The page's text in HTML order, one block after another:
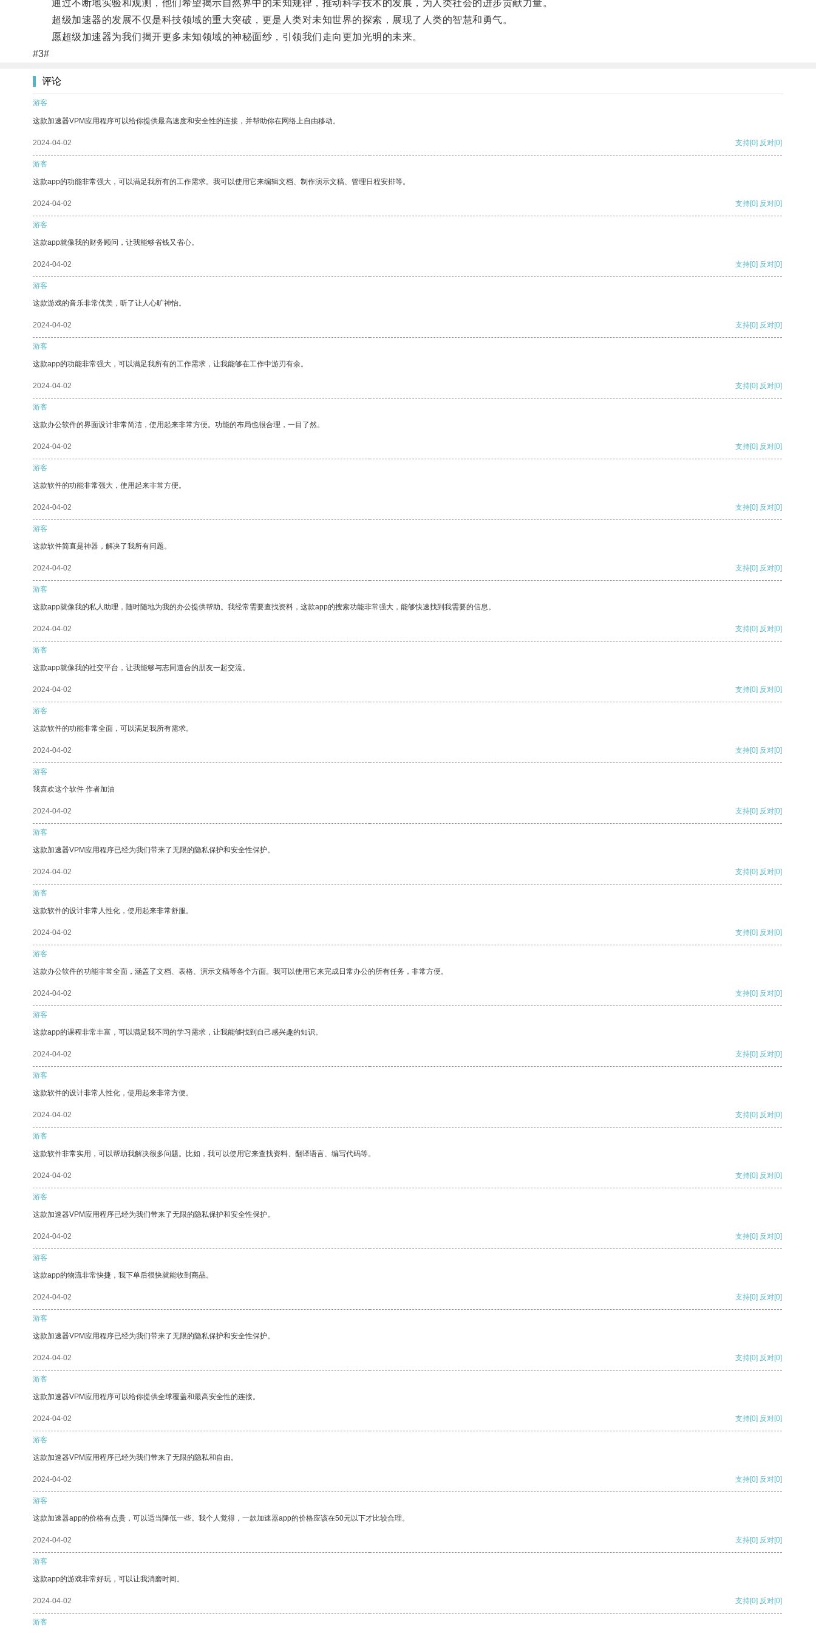
通过不断地实验和观测，他们希望揭示自然界中的未知规律，推动科学技术的发展，为人类社会的进步贡献力量。
超级加速器的发展不仅是科技领域的重大突破，更是人类对未知世界的探索，展现了人类的智慧和勇气。
愿超级加速器为我们揭开更多未知领域的神秘面纱，引领我们走向更加光明的未来。
#3#
评论
游客
这款加速器VPM应用程序可以给你提供最高速度和安全性的连接，并帮助你在网络上自由移动。
2024-04-02 支持[0] 反对[0]
游客
这款app的功能非常强大，可以满足我所有的工作需求。我可以使用它来编辑文档、制作演示文稿、管理日程安排等。
2024-04-02 支持[0] 反对[0]
游客
这款app就像我的财务顾问，让我能够省钱又省心。
2024-04-02 支持[0] 反对[0]
游客
这款游戏的音乐非常优美，听了让人心旷神怡。
2024-04-02 支持[0] 反对[0]
游客
这款app的功能非常强大，可以满足我所有的工作需求，让我能够在工作中游刃有余。
2024-04-02 支持[0] 反对[0]
游客
这款办公软件的界面设计非常简洁，使用起来非常方便。功能的布局也很合理，一目了然。
2024-04-02 支持[0] 反对[0]
游客
这款软件的功能非常强大，使用起来非常方便。
2024-04-02 支持[0] 反对[0]
游客
这款软件简直是神器，解决了我所有问题。
2024-04-02 支持[0] 反对[0]
游客
这款app就像我的私人助理，随时随地为我的办公提供帮助。我经常需要查找资料，这款app的搜索功能非常强大，能够快速找到我需要的信息。
2024-04-02 支持[0] 反对[0]
游客
这款app就像我的社交平台，让我能够与志同道合的朋友一起交流。
2024-04-02 支持[0] 反对[0]
游客
这款软件的功能非常全面，可以满足我所有需求。
2024-04-02 支持[0] 反对[0]
游客
我喜欢这个软件 作者加油
2024-04-02 支持[0] 反对[0]
游客
这款加速器VPM应用程序已经为我们带来了无限的隐私保护和安全性保护。
2024-04-02 支持[0] 反对[0]
游客
这款软件的设计非常人性化，使用起来非常舒服。
2024-04-02 支持[0] 反对[0]
游客
这款办公软件的功能非常全面，涵盖了文档、表格、演示文稿等各个方面。我可以使用它来完成日常办公的所有任务，非常方便。
2024-04-02 支持[0] 反对[0]
游客
这款app的课程非常丰富，可以满足我不同的学习需求，让我能够找到自己感兴趣的知识。
2024-04-02 支持[0] 反对[0]
游客
这款软件的设计非常人性化，使用起来非常方便。
2024-04-02 支持[0] 反对[0]
游客
这款软件非常实用，可以帮助我解决很多问题。比如，我可以使用它来查找资料、翻译语言、编写代码等。
2024-04-02 支持[0] 反对[0]
游客
这款加速器VPM应用程序已经为我们带来了无限的隐私保护和安全性保护。
2024-04-02 支持[0] 反对[0]
游客
这款app的物流非常快捷，我下单后很快就能收到商品。
2024-04-02 支持[0] 反对[0]
游客
这款加速器VPM应用程序已经为我们带来了无限的隐私保护和安全性保护。
2024-04-02 支持[0] 反对[0]
游客
这款加速器VPM应用程序可以给你提供全球覆盖和最高安全性的连接。
2024-04-02 支持[0] 反对[0]
游客
这款加速器VPM应用程序已经为我们带来了无限的隐私和自由。
2024-04-02 支持[0] 反对[0]
游客
这款加速器app的价格有点贵，可以适当降低一些。我个人觉得，一款加速器app的价格应该在50元以下才比较合理。
2024-04-02 支持[0] 反对[0]
游客
这款app的游戏非常好玩，可以让我消磨时间。
2024-04-02 支持[0] 反对[0]
游客